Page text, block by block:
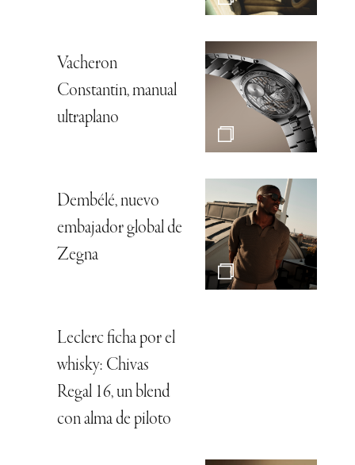
Vacheron
Constantin, manual
ultraplano
Dembélé, nuevo
embajador global de
Zegna
Leclerc ficha por el
whisky: Chivas
Regal 16, un blend
con alma de piloto